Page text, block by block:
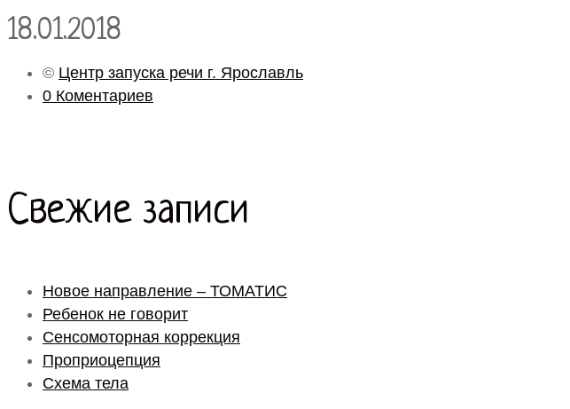
18.01.2018
© Центр запуска речи г. Ярославль
0 Коментариев
Свежие записи
Новое направление – ТОМАТИС
Ребенок не говорит
Сенсомоторная коррекция
Проприоцепция
Схема тела